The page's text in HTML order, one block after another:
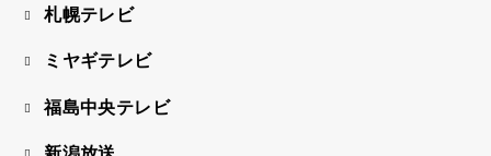
札幌テレビ
ミヤギテレビ
福島中央テレビ